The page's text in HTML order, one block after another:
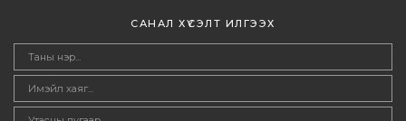
САНАЛ ХҮСЭЛТ ИЛГЭЭХ